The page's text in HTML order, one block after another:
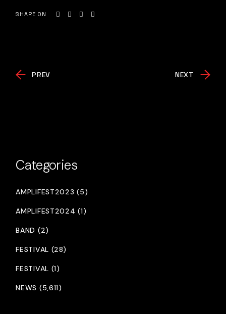
SHARE ON
PREV NEXT
Categories
AMPLIFEST2023 (5)
AMPLIFEST2024 (1)
BAND (2)
FESTIVAL (28)
FESTIVAL (1)
NEWS (5,611)